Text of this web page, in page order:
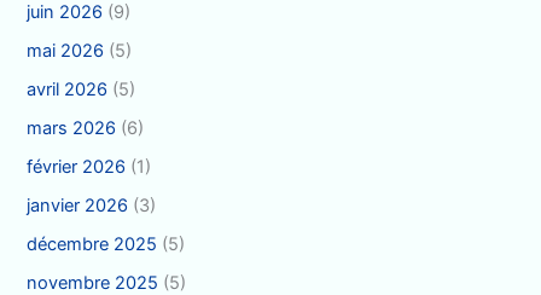
juin 2026 (9)
mai 2026 (5)
avril 2026 (5)
mars 2026 (6)
février 2026 (1)
janvier 2026 (3)
décembre 2025 (5)
novembre 2025 (5)